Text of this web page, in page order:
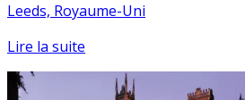
Leeds, Royaume-Uni
Lire la suite